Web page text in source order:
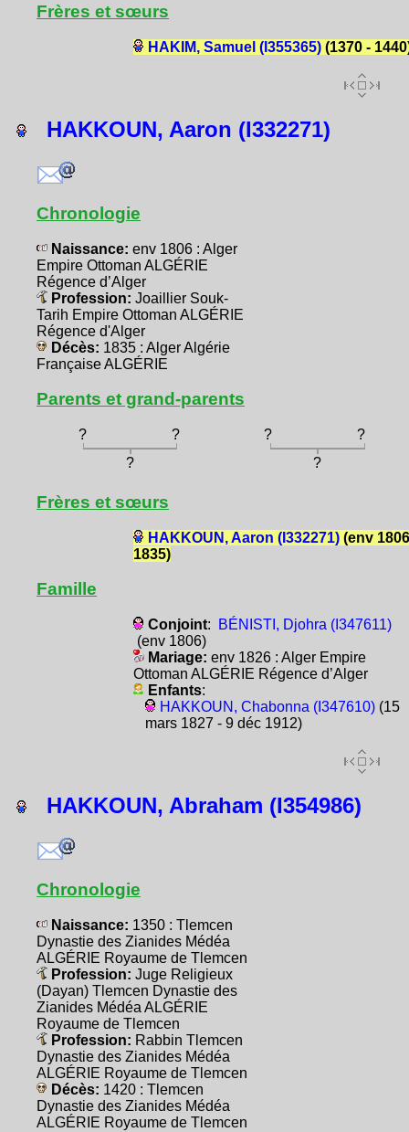
Frères et sœurs
HAKIM, Samuel (I355365)(1370 -
HAKKOUN, Aaron (I332271)
Chronologie
Naissance: env 1806 : Alger
Empire Ottoman ALGÉRIE
Régence d’Alger
Profession: Joaillier Souk-
Tarih Empire Ottoman ALGÉRIE
Régence d'Alger
Décès: 1835 : Alger Algérie
Française ALGÉRIE
Parents et grand-parents
? ? ?
?
?
?
Frères et sœurs
HAKKOUN, Aaron (I332271)(env
1835)
Famille
Conjoint:
BÉNISTI, Djohra (I347611)
(env 1806)
Mariage: env 1826 : Alger Empire
Ottoman ALGÉRIE Régence d’Alger
Enfants:
HAKKOUN, Chabonna (I347610)(15
mars 1827 - 9 déc 1912)
HAKKOUN, Abraham (I354986)
Chronologie
Naissance: 1350 : Tlemcen
Dynastie des Zianides Médéa
ALGÉRIE Royaume de Tlemcen
Profession: Juge Religieux
(Dayan) Tlemcen Dynastie des
Zianides Médéa ALGÉRIE
Royaume de Tlemcen
Profession: Rabbin Tlemcen
Dynastie des Zianides Médéa
ALGÉRIE Royaume de Tlemcen
Décès: 1420 : Tlemcen
Dynastie des Zianides Médéa
ALGÉRIE Royaume de Tlemcen